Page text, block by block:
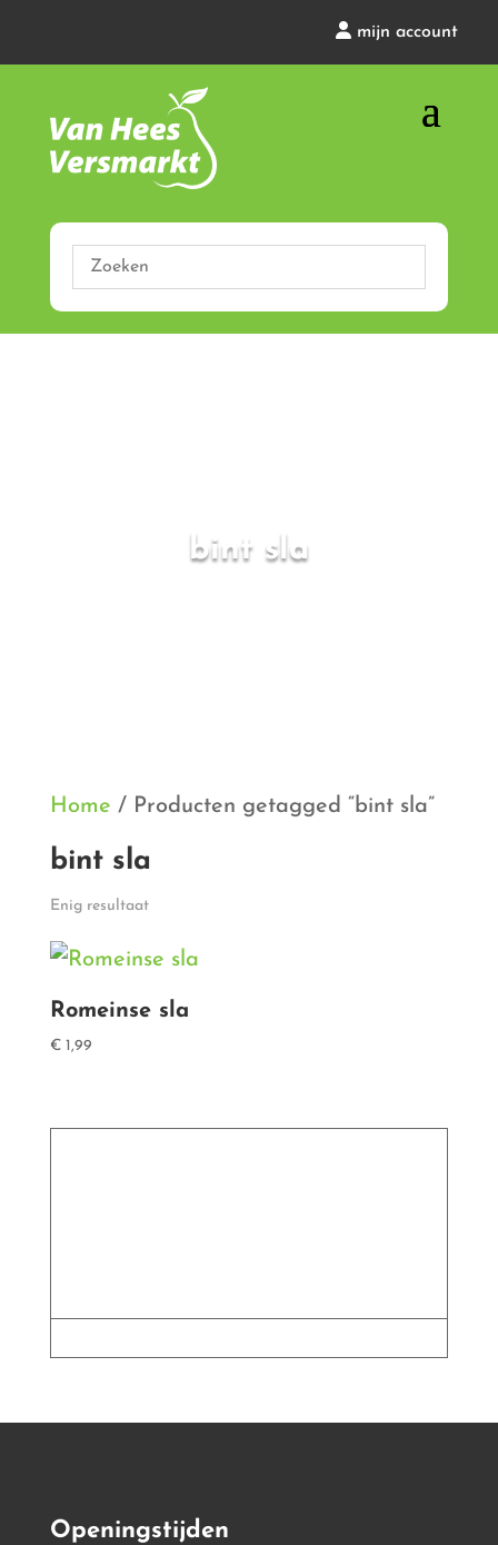
mijn account
bint sla
Home / Producten getagged “bint sla”
bint sla
Enig resultaat
Romeinse sla
€1,99
Openingstijden